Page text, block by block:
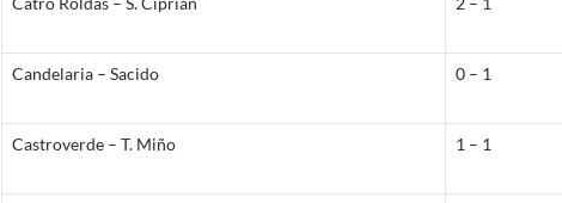
Candelaria – Sacido 0 – 1
Castroverde – T. Miño 1 – 1